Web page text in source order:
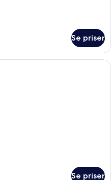
Se priser
Ett hotellrum med en säng, två
Se priser